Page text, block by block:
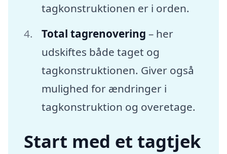
tagkonstruktionen er i orden.
Total tagrenovering – her
udskiftes både taget og
tagkonstruktionen. Giver også
mulighed for ændringer i
tagkonstruktion og overetage.
Start med et tagtjek